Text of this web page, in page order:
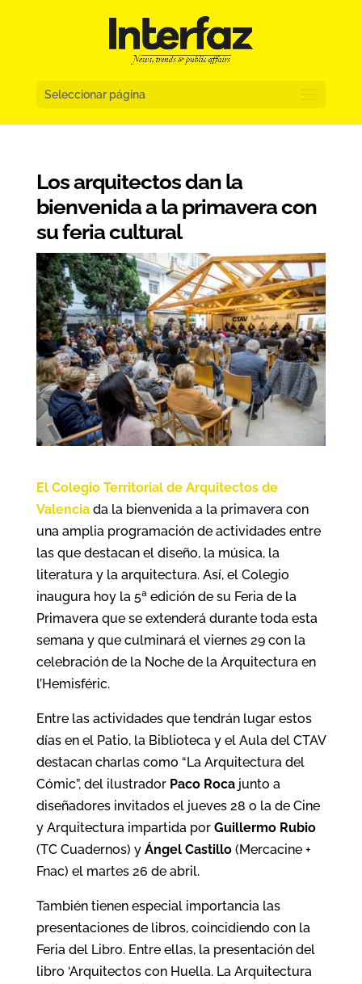
Seleccionar página
Los arquitectos dan la
bienvenida a la primavera con
su feria cultural
El Colegio Territorial de Arquitectos de
Valenciada la bienvenida a la primavera con
una amplia programación de actividades entre
las que destacan el diseño, la música, la
literatura y la arquitectura. Así, el Colegio
inaugura hoy la 5ª edición de su Feria de la
Primavera que se extenderá durante toda esta
semana y que culminará el viernes 29 con la
celebración de la Noche de la Arquitectura en
l’Hemisféric.
Entre las actividades que tendrán lugar estos
días en el Patio, la Biblioteca y el Aula del CTAV
destacan charlas como “La Arquitectura del
Cómic”, del ilustrador Paco Rocajunto a
diseñadores invitados el jueves 28 o la de Cine
y Arquitectura impartida por Guillermo Rubio
(TC Cuadernos) y Ángel Castillo (Mercacine +
Fnac) el martes 26 de abril.
También tienen especial importancia las
presentaciones de libros, coincidiendo con la
Feria del Libro. Entre ellas, la presentación del
libro ‘Arquitectos con Huella. La Arquitectura